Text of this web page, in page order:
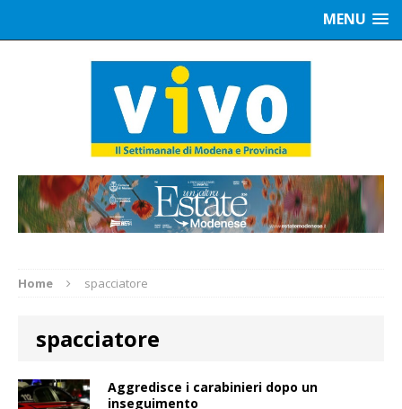
MENU
Home spacciatore
spacciatore
Aggredisce i carabinieri dopo un
inseguimento